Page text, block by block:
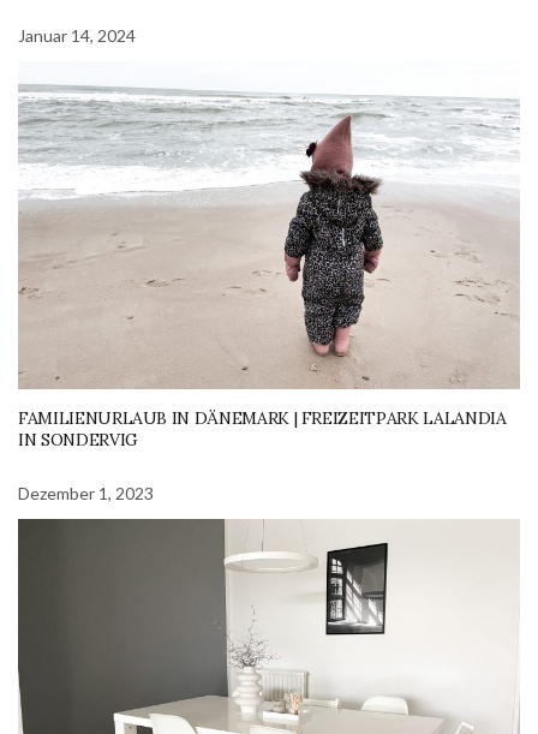
Januar 14, 2024
FAMILIENURLAUB IN DÄNEMARK | FREIZEITPARK LALANDIA
IN SONDERVIG
Dezember 1, 2023